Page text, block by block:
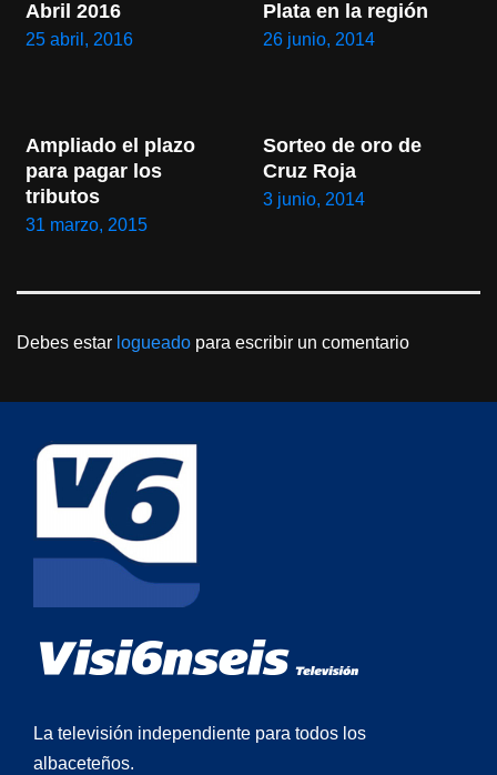
Abril 2016
25 abril, 2016
Plata en la región
26 junio, 2014
Ampliado el plazo
para pagar los
tributos
31 marzo, 2015
Sorteo de oro de
Cruz Roja
3 junio, 2014
Debes estar logueado para escribir un comentario
La televisión independiente para todos los
albaceteños.